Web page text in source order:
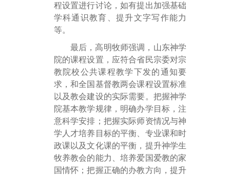
程设置进行讨论，如有提出加强基础
学科通识教育、提升文字写作能力
等。
最后，高明牧师强调，山东神学
院的课程设置，应符合省民宗委对宗
教院校公共课程教学下发的通知要
求，和全国基督教两会课程设置标准
以及教会建设的实际需要。 把握神学
院基本教学规律，明确办学目标，注
意科学安排 ； 把握实际师资情况与神
学人才培养目标的平衡
专业课和时
政课以及文化课的平衡 ， 提升神学生
牧养教会的能力 、培养爱国爱教的家
国情怀；把握正确的办教方向，提升